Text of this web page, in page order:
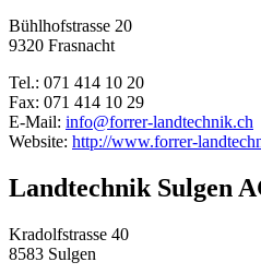
Bühlhofstrasse 20
9320 Frasnacht
Tel.: 071 414 10 20
Fax: 071 414 10 29
E-Mail: info@forrer-landtechnik.ch
Website: http://www.forrer-
Landtechnik Sulgen
Kradolfstrasse 40
8583 Sulgen